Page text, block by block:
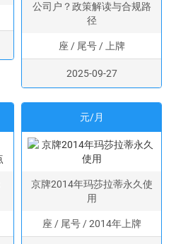
公司户？政策解读与合规路
径
座 / 尾号 / 上牌
2025-09-27
元/月
京牌2014年玛莎拉蒂永久使
用
座 / 尾号 / 2014年上牌